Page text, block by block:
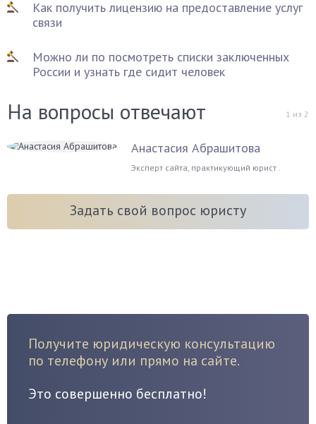
Как получить лицензию на предоставление услуг
связи
Можно ли по посмотреть списки заключенных
России и узнать где сидит человек
На вопросы отвечают 1 из 2
Анастасия Абрашитова
Эксперт сайта, практикующий юрист .
Задать свой вопрос юристу
Получите юридическую консультацию
по телефону или прямо на сайте.
Это совершенно бесплатно!